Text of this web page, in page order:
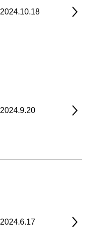
2024.10.18
2024.9.20
2024.6.17